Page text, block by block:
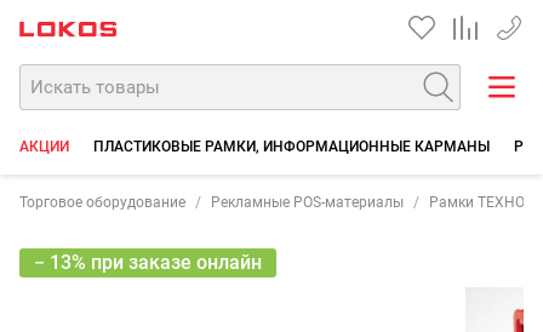
+7
АКЦИИ ПЛАСТИКОВЫЕ РАМКИ, ИНФОРМАЦИОННЫЕ КАРМАНЫ
Торговое оборудование Рекламные POS-материалы Рамки ТЕХНО
− 13% при заказе онлайн